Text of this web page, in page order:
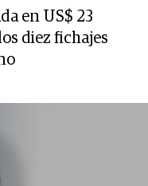
en US$ 23
diez fichajes